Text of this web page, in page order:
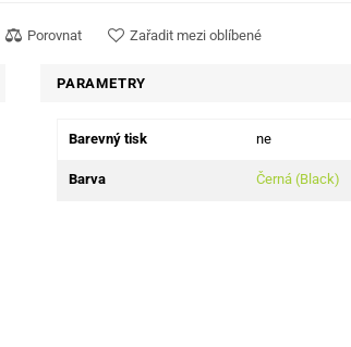
Porovnat Zařadit mezi oblíbené
PARAMETRY
Barevný tisk ne
Barva Černá (Black)